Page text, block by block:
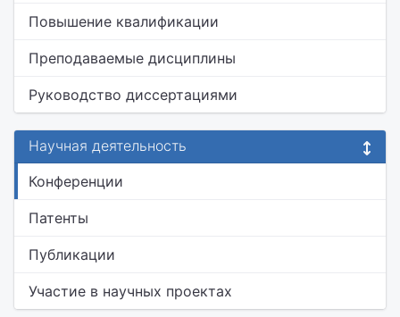
Повышение квалификации
Преподаваемые дисциплины
Руководство диссертациями
Научная деятельность
Конференции
Патенты
Публикации
Участие в научных проектах